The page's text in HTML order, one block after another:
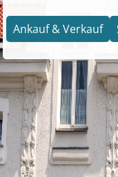
Ankauf & Verkauf